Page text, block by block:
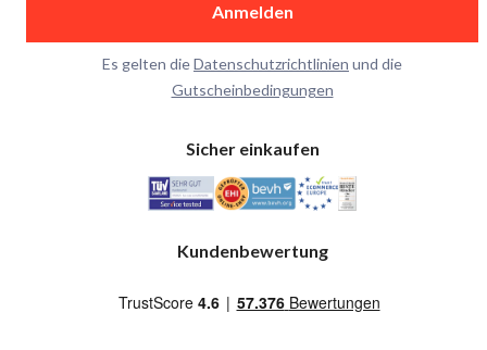
Anmelden
Es gelten dieDatenschutzrichtlinien und die
Gutscheinbedingungen
Sicher einkaufen
Kundenbewertung